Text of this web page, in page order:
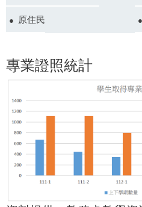
原住民
專業證照統計